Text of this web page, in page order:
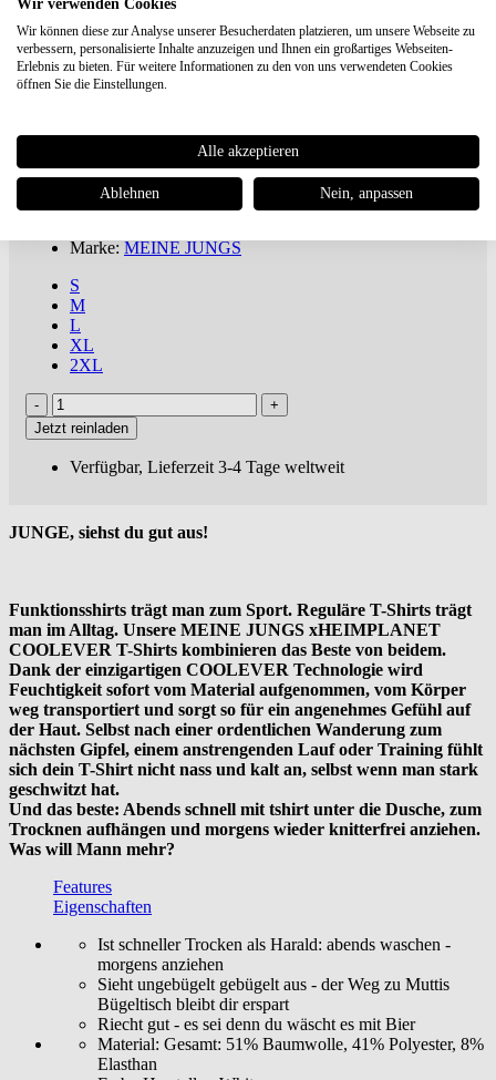
MEINE JUNGS x Heimplanet "Boys
ab 100€versandkostenfreie Lieferung oder Buch dabei ***
inkl. MwSt., zuzügl.
Marke: MEINE JUNGS
S
M
L
XL
2XL
Jetzt reinladen
Verfügbar, Lieferzeit 3-4 Tage weltweit
JUNGE, siehst du gut aus!
Funktionsshirts trägt man zum Sport. Reguläre T-Shirts trägt
man im Alltag. Unsere MEINE JUNGS xHEIMPLANET
COOLEVER T-Shirts kombinieren das Beste von beidem.
Dank der einzigartigen COOLEVER Technologie wird
Feuchtigkeit sofort vom Material aufgenommen, vom Körper
weg transportiert und sorgt so für ein angenehmes Gefühl auf
der Haut. Selbst nach einer ordentlichen Wanderung zum
nächsten Gipfel, einem anstrengenden Lauf oder Training fühlt
sich dein T-Shirt nicht nass und kalt an, selbst wenn man stark
geschwitzt hat.
Und das beste: Abends schnell mit tshirt unter die Dusche, zum
Trocknen aufhängen und morgens wieder knitterfrei anziehen.
Was will Mann mehr?
Features
Eigenschaften
Ist schneller Trocken als Harald: abends waschen -
morgens anziehen
Sieht ungebügelt gebügelt aus - der Weg zu Muttis
Bügeltisch bleibt dir erspart
Riecht gut - es sei denn du wäscht es mit Bier
Material: Gesamt: 51% Baumwolle, 41% Polyester, 8%
Elasthan
Wir verwenden Cookies
Wir können diese zur Analyse unserer Besucherdaten platzieren, um unsere Webseite zu
verbessern, personalisierte Inhalte anzuzeigen und Ihnen ein großartiges Webseiten-
Erlebnis zu bieten. Für weitere Informationen zu den von uns verwendeten Cookies
öffnen Sie die Einstellungen.
Alle akzeptieren
Ablehnen Nein, anpassen